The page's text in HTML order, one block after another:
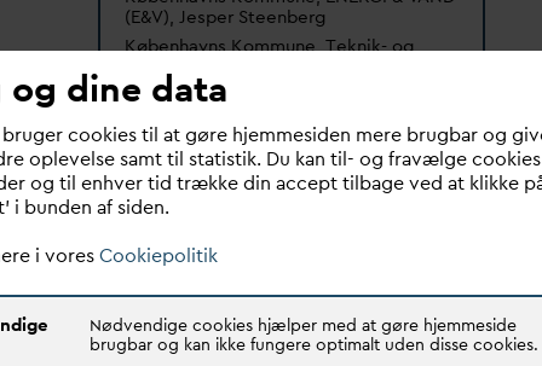
(E&V), Jesper Steenberg
Københavns Kommune, Teknik- og
Aalborg Universitet, Institut for
Hanghøj
Geoinfo, Lars Elmkær Chwastek
Build A World, Sune Toft
Bevilget beløb: 1.500.000kr.
og dine data
bruger cookies til at gøre hjemmesiden mere brugbar og
oplevelse samt til statistik. Du kan til- og fravælge cookies
og til enhver tid trække din accept tilbage ved at klikke
i bunden af siden.
i voresCookiepolitik
Nødvendige cookies hjælper med at gøre hjemmeside
brugbar og kan ikke fungere optimalt uden disse cookies.